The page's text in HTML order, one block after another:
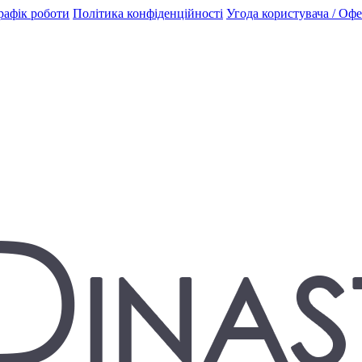
роботи Політика конфіденційності Угода користувача /